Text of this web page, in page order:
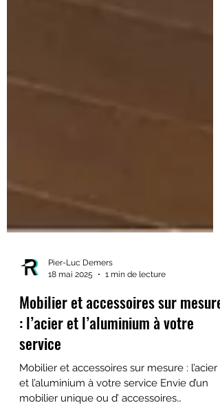
18 mai 2025
1 min de lecture
Mobilier et accessoires sur mesure
: l’acier et l’aluminium à votre
service
Mobilier et accessoires sur mesure : l’acier
et l’aluminium à votre service Envie d’un